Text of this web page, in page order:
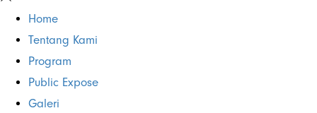
Home
Tentang Kami
Program
Public Expose
Galeri